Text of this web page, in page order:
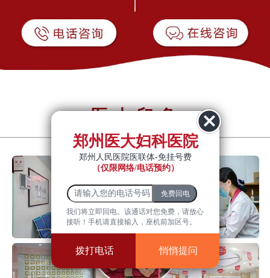
医大印象
郑州医大妇科医院
郑州人民医院医联体-免挂号费
（仅限网络/电话预约）
我们将立即回电。该通话对您免费，请放心
接听！手机请直接输入，座机前加区号。
拨打电话 悄悄提问